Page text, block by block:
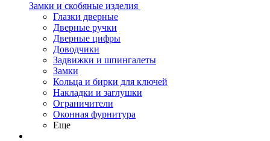
Замки и скобяные изделия
Глазки дверные
Дверные ручки
Дверные цифры
Доводчики
Задвижки и шпингалеты
Замки
Кольца и бирки для ключей
Накладки и заглушки
Ограничители
Оконная фурнитура
Еще